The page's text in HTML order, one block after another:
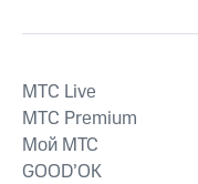
MTС Live
MTС Premium
Мой МТС
GOOD’OK